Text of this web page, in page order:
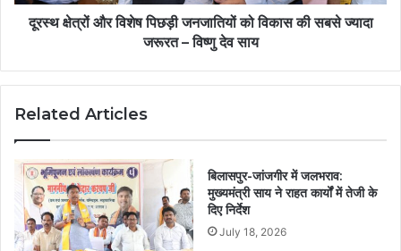
दूरस्थ क्षेत्रों और विशेष पिछड़ी जनजातियों को विकास की सबसे ज्यादा
जरूरत – विष्णु देव साय
Related Articles
बिलासपुर-जांजगीर में जलभराव:
मुख्यमंत्री साय ने राहत कार्यों में तेजी के
दिए निर्देश
July 18, 2026